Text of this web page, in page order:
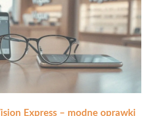
Express – modne oprawki